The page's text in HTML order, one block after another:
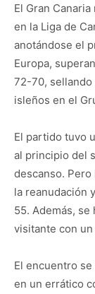
El Gran
en la Liga de
anotándose el
Europa,
72-70,
isleños en el
El partido tuvo
al principio del
descanso. Pero
la reanudación
55. Además,
visitante con
El encuentro
en un errático